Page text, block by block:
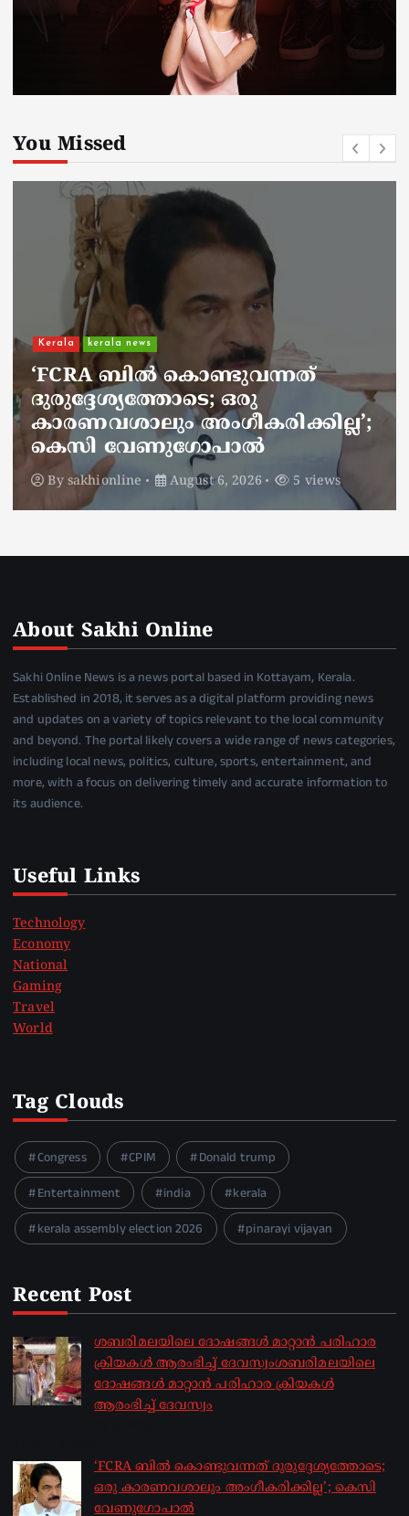
You Missed
kerala news
ചാലിശേരിയില്‍ സര്‍ക്കാര്‍
ജനകീയ ആരോഗ്യകേന്ദ്രത്തില്‍
നഴ്സിന് അണലിയുടെ കടിയേറ്റു;
അണലിയുടെ കടിയേറ്റത്
ഡ്യൂട്ടിക്കിടെ
By sakhionline August 6, 2026 5 views
About Sakhi Online
Sakhi Online News is a news portal based in Kottayam, Kerala.
Established in 2018, it serves as a digital platform providing news
and updates on a variety of topics relevant to the local community
and beyond. The portal likely covers a wide range of news categories,
including local news, politics, culture, sports, entertainment, and
more, with a focus on delivering timely and accurate information to
its audience.
Useful Links
Technology
Economy
National
Gaming
Travel
World
Tag Clouds
Congress CPIM
Donald trump
Entertainment
india
kerala
kerala assembly election 2026
pinarayi vijayan
Recent Post
ശബരിമലയിലെ ദോഷങ്ങൾ മാറ്റാൻ പരിഹാര
ക്രിയകൾ ആരംഭിച്ച് ദേവസ്വംശബരിമലയിലെ
ദോഷങ്ങൾ മാറ്റാൻ പരിഹാര ക്രിയകൾ
ആരംഭിച്ച് ദേവസ്വം
‘FCRA ബിൽ കൊണ്ടുവന്നത് ദുരുദ്ദേശ്യത്തോടെ;
ഒരു കാരണവശാലും അം​ഗീകരിക്കില്ല’; കെസി
വേണു​ഗോപാൽ